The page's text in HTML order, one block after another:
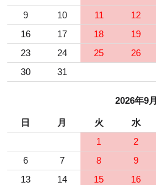
9
10 11 12
16
17 18 19
23
24 25 26
30
31
2026年9月
日 月 火 水
1
2
6
7 8 9
13
14 15 16